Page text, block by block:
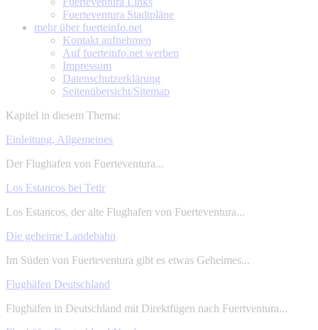
Fuerteventura Stadtpläne
mehr über fuerteinfo.net
Kontakt aufnehmen
Auf fuerteinfo.net werben
Impressum
Datenschutzerklärung
Seitenübersicht/Sitemap
Kapitel in diesem Thema:
Einleitung, Allgemeines
Der Flughafen von Fuerteventura...
Los Estancos bei Tetir
Los Estancos, der alte Flughafen von Fuerteventura...
Die geheime Landebahn
Im Süden von Fuerteventura gibt es etwas Geheimes...
Flughäfen Deutschland
Flughäfen in Deutschland mit Direktfügen nach Fuertventura...